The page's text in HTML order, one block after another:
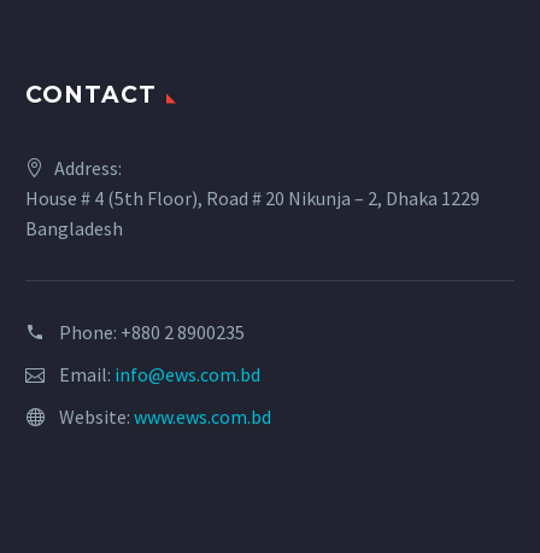
CONTACT
Address:
House # 4 (5th Floor), Road # 20 Nikunja – 2, Dhaka 1229
Bangladesh
Phone: +880 2 8900235
Email: info@ews.com.bd
Website: www.ews.com.bd